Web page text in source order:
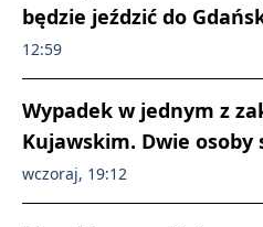
będzie jeździć do
12:59
Wypadek w jednym z
Kujawskim. Dwie
wczoraj, 19:12